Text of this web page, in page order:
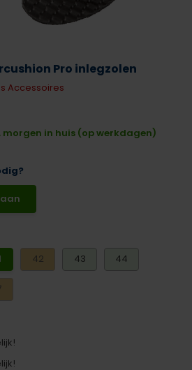
Pro inlegzolen
Accessoires
morgen in huis (op werkdagen)
42 43 44